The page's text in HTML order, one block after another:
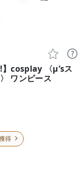
 
cosplay 〈μ’sス
ワンピース
得 